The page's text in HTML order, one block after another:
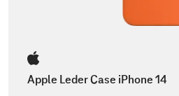
Apple Leder Case iPhone 14